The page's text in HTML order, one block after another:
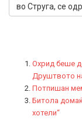
во Струга, се
Охрид беше
Друштвото
Потпишан
Битола
хотели“